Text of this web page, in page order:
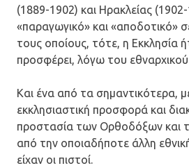
(1889-1902) και Ηρακλείας
«παραγωγικό» και «αποδοτικό»
τους οποίους, τότε, η Εκκλησία
προσφέρει, λόγω του
Και ένα από τα σημαντικότερα,
εκκλησιαστική προσφορά και
προστασία των Ορθοδόξων και
από την οποιαδήποτε άλλη
είχαν οι πιστοί.